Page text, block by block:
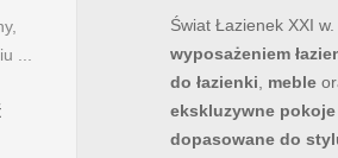
Świat Łazienek XXI w.
wyposażeniem
do łazienki
meble
ekskluzywne
dopasowane do
...